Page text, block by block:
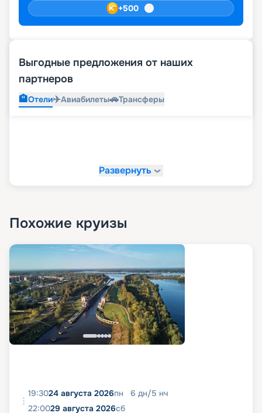
+500
Выгодные предложения от наших
партнеров
🏨Отели✈️Авиабилеты🚗Трансферы
Развернуть
Похожие круизы
19:3024 августа 2026пн 6 дн/5 нч
22:0029 августа 2026сб